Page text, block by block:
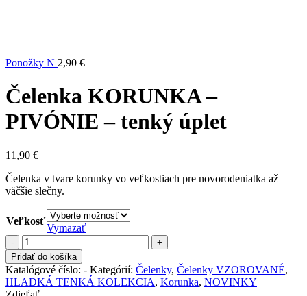
Ponožky N 2,90 €
Čelenka KORUNKA –
PIVÓNIE – tenký úplet
11,90 €
Čelenka v tvare korunky vo veľkostiach pre novorodeniatka až
väčšie slečny.
Veľkosť
Vymazať
množstvo
Čelenka
KORUNKA
-
PIVÓNIE
Pridať do košíka
Katalógové číslo: - Kategórií: Čelenky, Čelenky VZOROVANÉ,
HLADKÁ TENKÁ KOLEKCIA, Korunka, NOVINKY